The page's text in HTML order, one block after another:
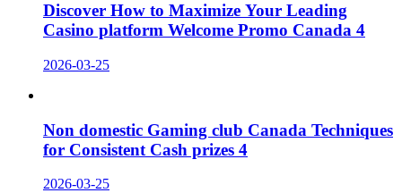
Discover How to Maximize Your Leading
Casino platform Welcome Promo Canada 4
2026-03-25
Non domestic Gaming club Canada Techniques
for Consistent Cash prizes 4
2026-03-25